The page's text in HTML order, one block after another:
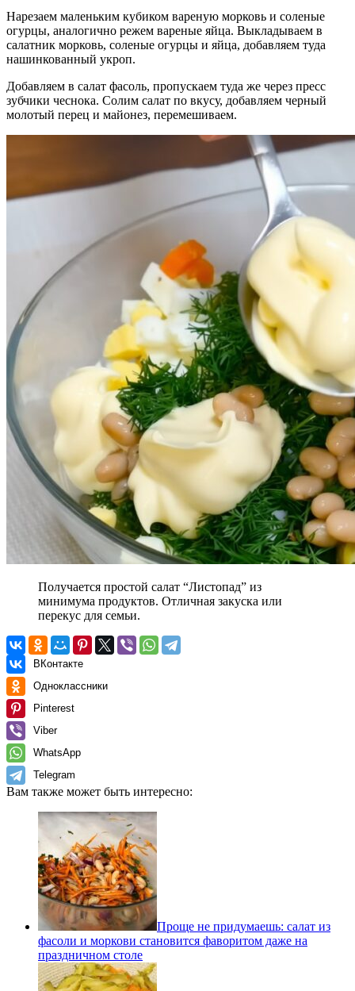
Нарезаем маленьким кубиком вареную морковь и соленые
огурцы, аналогично режем вареные яйца. Выкладываем в
салатник морковь, соленые огурцы и яйца, добавляем туда
нашинкованный укроп.
Добавляем в салат фасоль, пропускаем туда же через пресс
зубчики чеснока. Солим салат по вкусу, добавляем черный
молотый перец и майонез, перемешиваем.
Получается простой салат “Листопад” из
минимума продуктов. Отличная закуска или
перекус для семьи.
ВКонтакте
Одноклассники
Pinterest
Viber
WhatsApp
Telegram
Вам также может быть интересно:
Проще не придумаешь: салат из
фасоли и моркови становится фаворитом даже на
праздничном столе